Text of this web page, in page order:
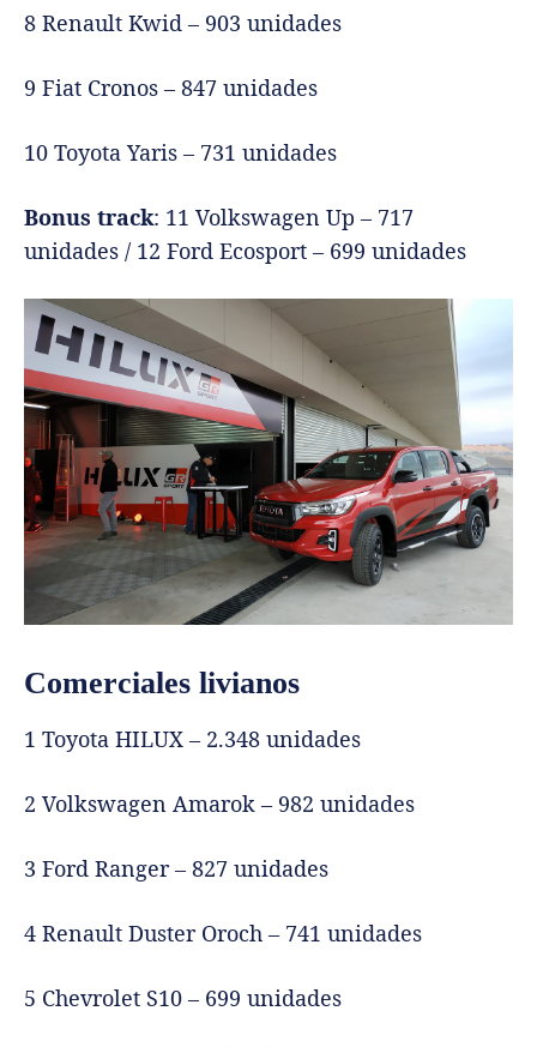
8 Renault Kwid – 903 unidades
9 Fiat Cronos – 847 unidades
10 Toyota Yaris – 731 unidades
Bonus track: 11 Volkswagen Up – 717
unidades / 12 Ford Ecosport – 699 unidades
Comerciales livianos
1 Toyota HILUX – 2.348 unidades
2 Volkswagen Amarok – 982 unidades
3 Ford Ranger – 827 unidades
4 Renault Duster Oroch – 741 unidades
5 Chevrolet S10 – 699 unidades